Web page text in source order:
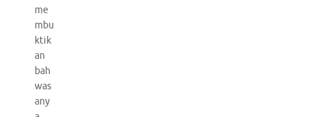
me
mbu
ktik
an
bah
was
any